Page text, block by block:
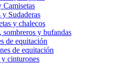
Camisetas
y Sudaderas
y chalecos
sombreros y bufandas
de equitación
de equitación
cinturones